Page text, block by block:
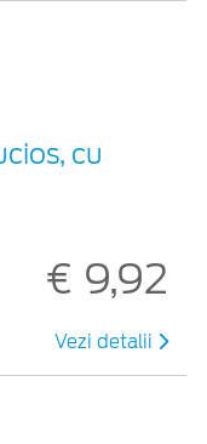
cu
€ 9,92
Vezi detalii